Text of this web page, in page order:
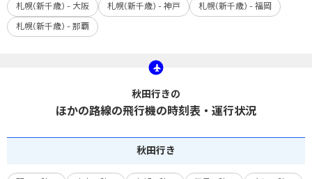
札幌(新千歳) - 大阪 札幌(新千歳) - 神戸 札幌(新千歳) - 福岡
札幌(新千歳) - 那覇
秋田行きの
ほかの路線の飛行機の時刻表・運行状況
秋田行き